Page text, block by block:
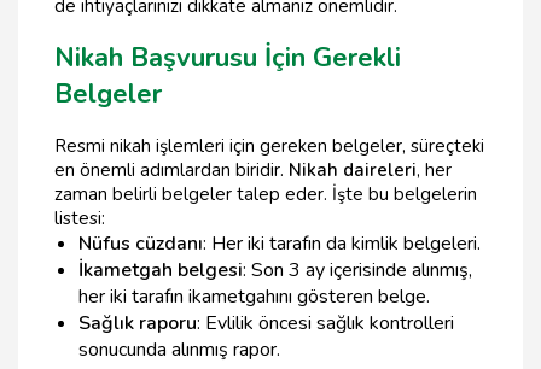
de ihtiyaçlarınızı dikkate almanız önemlidir.
Nikah Başvurusu İçin Gerekli
Belgeler
Resmi nikah işlemleri için gereken belgeler, süreçteki
en önemli adımlardan biridir. Nikah daireleri, her
zaman belirli belgeler talep eder. İşte bu belgelerin
listesi:
Nüfus cüzdanı: Her iki tarafın da kimlik belgeleri.
İkametgah belgesi: Son 3 ay içerisinde alınmış,
her iki tarafın ikametgahını gösteren belge.
Sağlık raporu: Evlilik öncesi sağlık kontrolleri
sonucunda alınmış rapor.